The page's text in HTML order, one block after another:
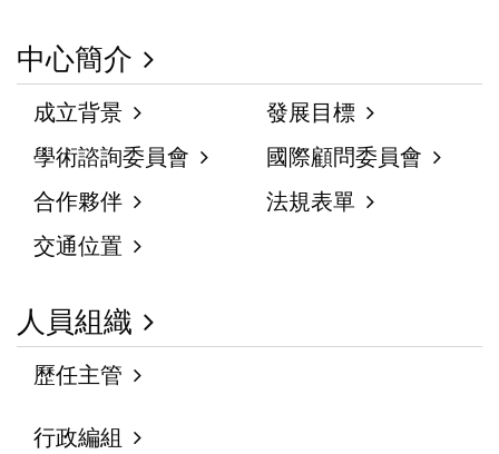
中心簡介
成立背景
發展目標
學術諮詢委員會
國際顧問委員會
合作夥伴
法規表單
交通位置
人員組織
歷任主管
行政編組